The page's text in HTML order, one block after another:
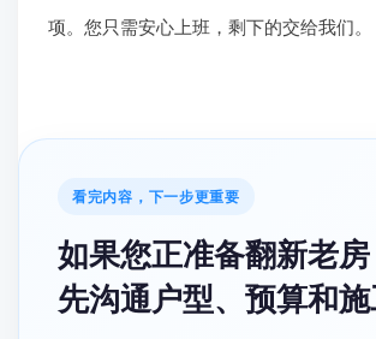
项。您只需安心上班，剩下的交给我们。
看完内容，下一步更重要
如果您正准备翻新老
先沟通户型、预算和